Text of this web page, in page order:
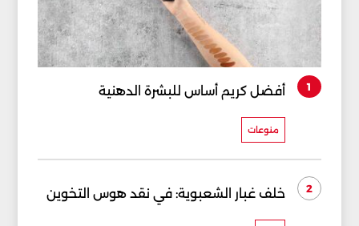
1 أفضل كريم أساس للبشرة الدهنية
منوعات
2 خلف غبار الشعبوية: في نقد هوس التخوين